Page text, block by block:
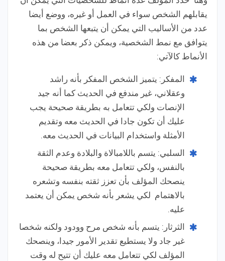
يقابلهم الشخص سواء في العمل أو غيره، ووضع أيضا
عدد من الأساليب التي يمكن أن يتبعها الشخص بما
يتوافق مع نمط الشخصية، ويمكن ذكر بعضا من هذه
الأنماط كالآتي:
المفكر: يتميز الشخص المفكر بأنه راشد
وعقلاني، غير مندفع في الحديث كما أنه جيد
الإنصات ولكي تتعامل به بطريقة صحيحة يجب
عليك أن تكون جادا في الحديث معه وتقديم
الأمثلة واستخدام البيانات في الحديث معه.
السلبي: يتسم باللامبالاة والبلادة وعدم الثقة
بالنفس، ولكي تتعامل معه بطريقة صحيحة
ينصحك المؤلف بأن تعزز ثقته بنفسه وتشعره
بالاهتمام لكي يشعر بأنه شخص يمكن أن يعتمد
عليه.
الثرثار: يتسم بأنه شخص مرح وودود ولكنه شخصا
غير جاد ولا يستطيع تقدير الأمور جيدا، وينصحك
المؤلف لكي تتعامل معه عليك أن تتيح له وقت